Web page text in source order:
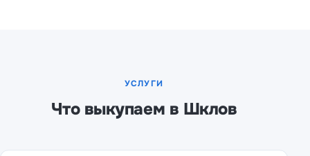
УСЛУГИ
Что выкупаем в Шклов